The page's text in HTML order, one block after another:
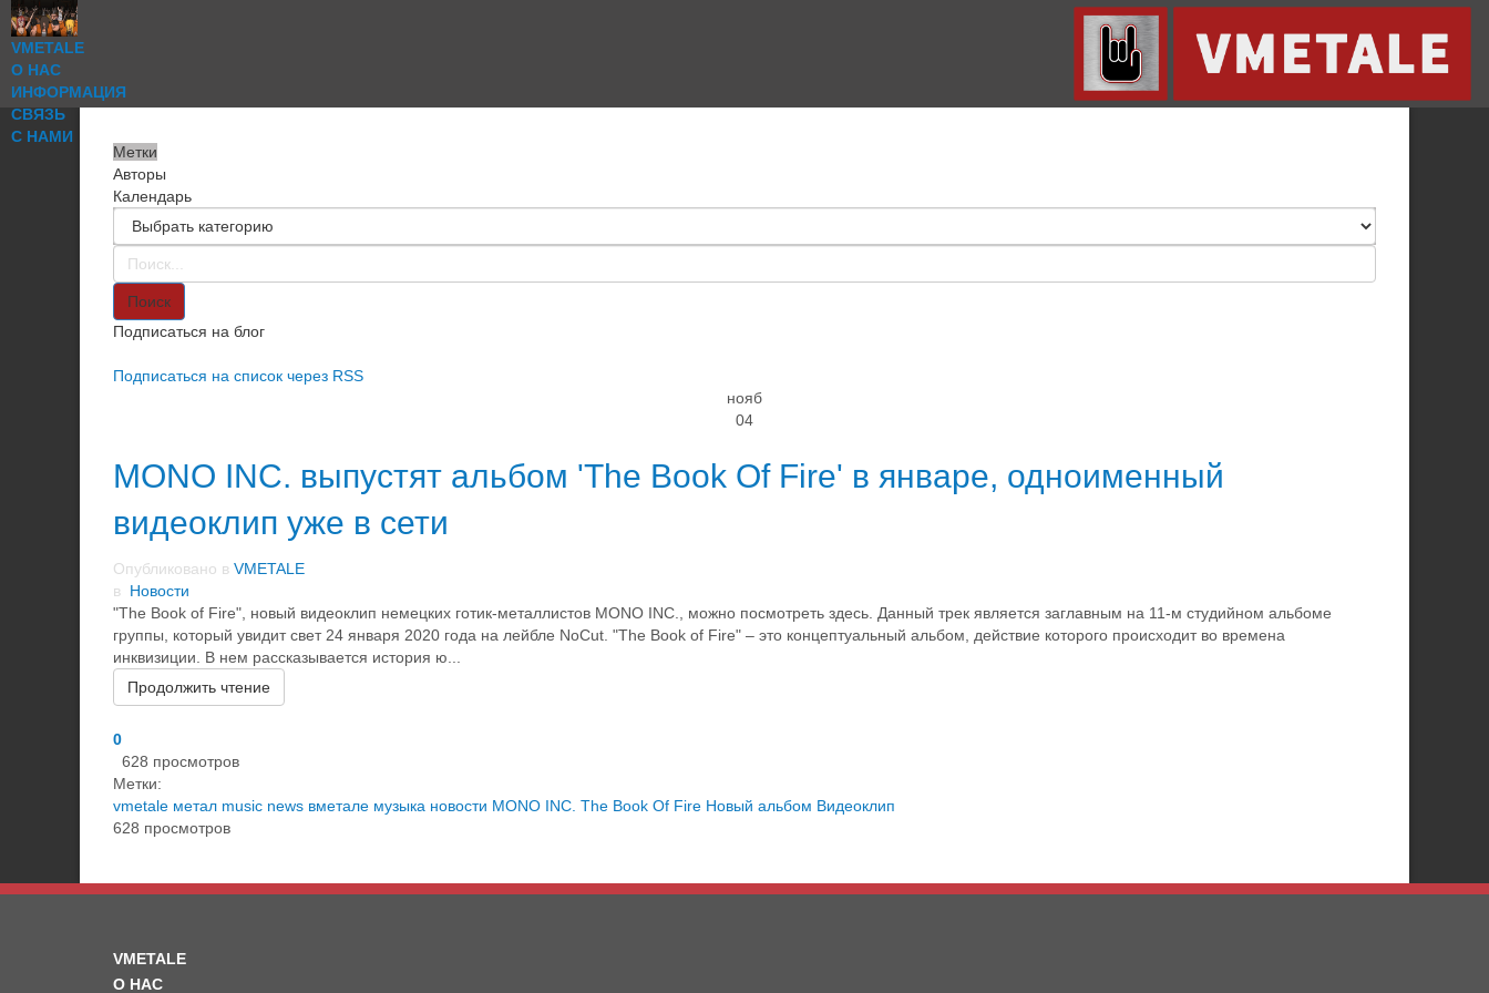
VMETALE
О НАС
ИНФОРМАЦИЯ
СВЯЗЬ
С НАМИ
Метки
Авторы
Календарь
Поиск
Подписаться на блог
Подписаться на список через RSS
нояб
04
MONO INC. выпустят альбом 'The Book Of Fire' в январе, одноименный
видеоклип уже в сети
Опубликовано в VMETALE
в Новости
"The Book of Fire", новый видеоклип немецких готик-металлистов MONO INC., можно посмотреть здесь. Данный трек является заглавным на 11-м студийном альбоме
группы, который увидит свет 24 января 2020 года на лейбле NoCut. "The Book of Fire" – это концептуальный альбом, действие которого происходит во времена
инквизиции. В нем рассказывается история ю...
Продолжить чтение
0
628 просмотров
Метки:
vmetale метал music news вметале музыка новости MONO INC. The Book Of Fire Новый альбом Видеоклип
628 просмотров
VMETALE
О НАС